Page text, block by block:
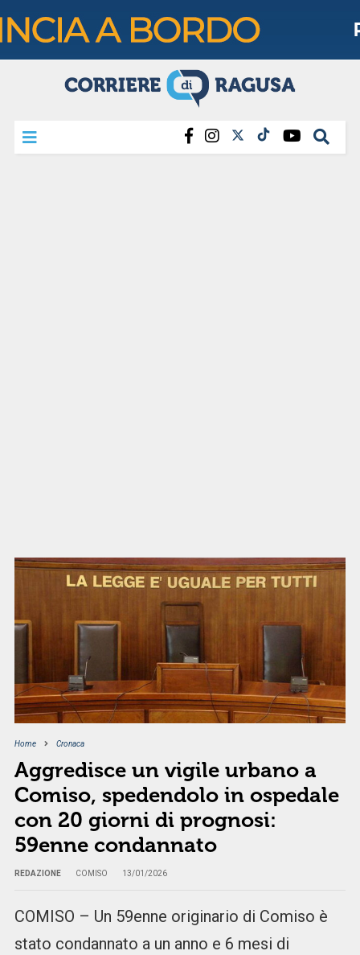
Home Cronaca
Aggredisce un vigile urbano a
Comiso, spedendolo in ospedale
con 20 giorni di prognosi:
59enne condannato
REDAZIONE COMISO 13/01/2026
COMISO – Un 59enne originario di Comiso è
stato condannato a un anno e 6 mesi di